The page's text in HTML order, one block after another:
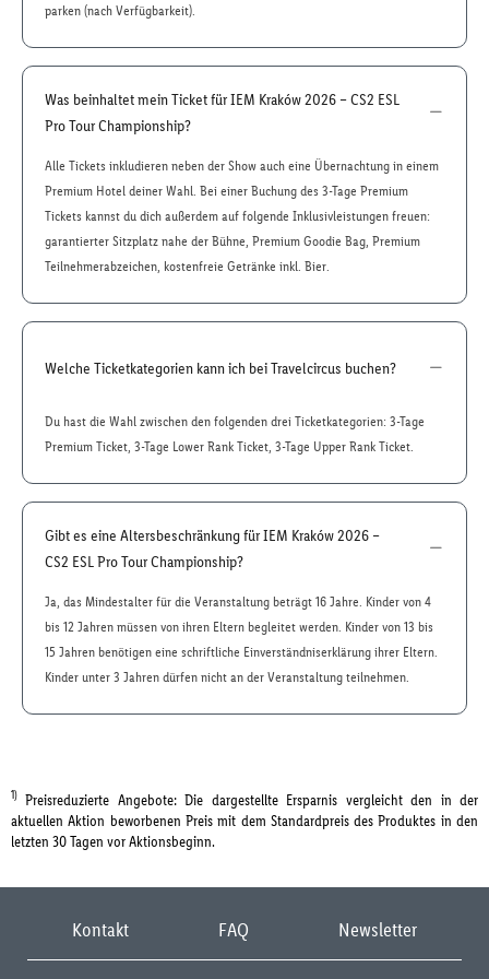
parken (nach Verfügbarkeit).
Was beinhaltet mein Ticket für IEM Kraków 2026 – CS2 ESL
Pro Tour Championship?
Alle Tickets inkludieren neben der Show auch eine Übernachtung in einem
Premium Hotel deiner Wahl. Bei einer Buchung des 3-Tage Premium
Tickets kannst du dich außerdem auf folgende Inklusivleistungen freuen:
garantierter Sitzplatz nahe der Bühne, Premium Goodie Bag, Premium
Teilnehmerabzeichen, kostenfreie Getränke inkl. Bier.
Welche Ticketkategorien kann ich bei Travelcircus buchen?
Du hast die Wahl zwischen den folgenden drei Ticketkategorien: 3-Tage
Premium Ticket, 3-Tage Lower Rank Ticket, 3-Tage Upper Rank Ticket.
Gibt es eine Altersbeschränkung für IEM Kraków 2026 –
CS2 ESL Pro Tour Championship?
Ja, das Mindestalter für die Veranstaltung beträgt 16 Jahre. Kinder von 4
bis 12 Jahren müssen von ihren Eltern begleitet werden. Kinder von 13 bis
15 Jahren benötigen eine schriftliche Einverständniserklärung ihrer Eltern.
Kinder unter 3 Jahren dürfen nicht an der Veranstaltung teilnehmen.
1) Preisreduzierte Angebote: Die dargestellte Ersparnis vergleicht den in der
aktuellen Aktion beworbenen Preis mit dem Standardpreis des Produktes in den
letzten 30 Tagen vor Aktionsbeginn.
Kontakt FAQ Newsletter